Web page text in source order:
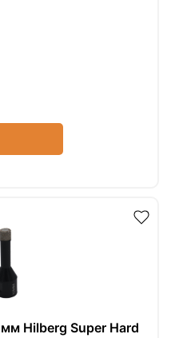
Hilberg Super Hard